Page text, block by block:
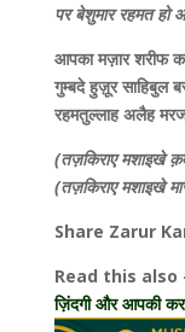
पर बेशुमार रहमत हो
आपका मज़ार शरीफ
गुम्बदे हुज़ूर साहिबुल
रहमतुल्लाह अलैह
(तज़किराए मशाइखे
(तज़किराए मशाइखे
Share Zarur
Read this also
ज़िंदगी और आपकी